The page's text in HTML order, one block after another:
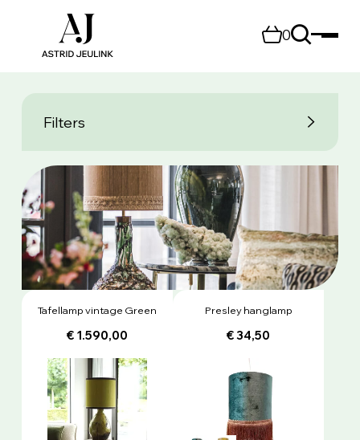
0
Filters
Tafellamp vintage Green
€ 1.590,00
Presley hanglamp
€ 34,50